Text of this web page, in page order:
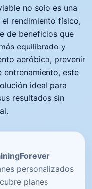
no solo es una
rendimiento físico,
de beneficios que
equilibrado y
aeróbico, prevenir
entrenamiento, este
ideal para
resultados sin
personalizados
planes